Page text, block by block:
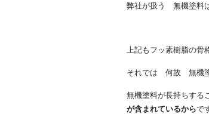
弊社が扱う 無機塗料
上記もフッ素樹脂の骨
それでは 何故 無機塗
無機塗料が長持ちする
が含まれているからで